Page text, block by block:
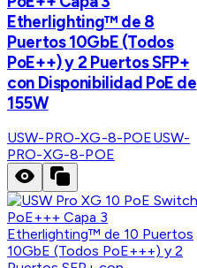
Etherlighting™ de 8
Puertos 10GbE (Todos
PoE++) y 2 Puertos SFP+
con Disponibilidad PoE de
155W
USW-PRO-XG-8-POEUSW-
PRO-XG-8-POE